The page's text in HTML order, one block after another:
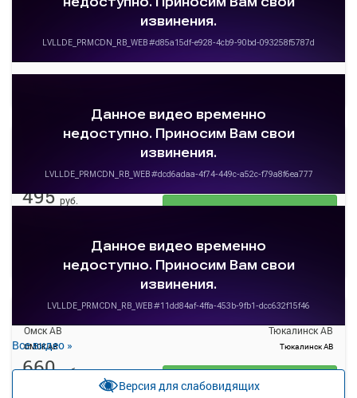
Тюкалинск АВ
18 свободных мест
Выбрать
12:10
ОМСК АВ
2 ч. 20 м 07 авг14:30
Тюкалинск АВ
Детали рейса
о маршруте
495 руб.
Выбрать
12:50
Омск АВ
ОМСК АВ
2 ч. 20 м 07 авг15:10
Тюкалинск АВ
Тюкалинск АВ
660 руб.
23 свободных мест
Все видео »
Версия для слабовидящих